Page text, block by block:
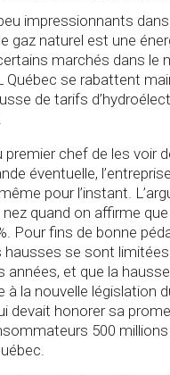
impressionnants
gaz naturel est une
marchés dans le
Québec se rabattent
de tarifs
chef de les voir
éventuelle,
pour l’instant.
quand on affirme
Pour fins de bonne
hausses se sont
années, et que la
à la nouvelle législation
devait honorer sa
500